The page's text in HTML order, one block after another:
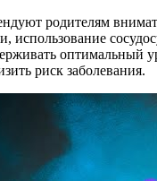
родителям
использование
оптимальный
риск заболевания.